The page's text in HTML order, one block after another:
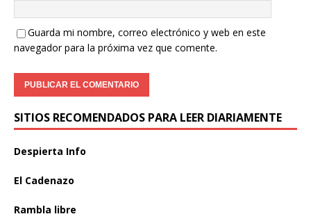
Guarda mi nombre, correo electrónico y web en este
navegador para la próxima vez que comente.
SITIOS RECOMENDADOS PARA LEER DIARIAMENTE
Despierta Info
El Cadenazo
Rambla libre